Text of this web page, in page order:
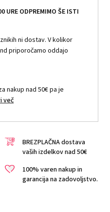
URE ODPREMIMO ŠE ISTI
ni dostav. V kolikor
priporočamo oddajo
nakup nad 50€ pa je
več
BREZPLAČNA dostava
vaših izdelkov nad 50€
100% varen nakup in
garancija na zadovoljstvo.